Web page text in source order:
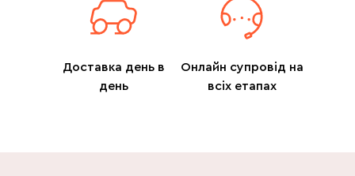
Доставка день в
день
Онлайн супровід на
всіх етапах